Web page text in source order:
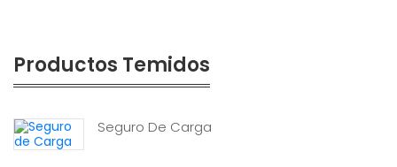
Productos Temidos
Seguro De Carga